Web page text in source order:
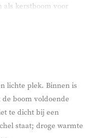
als kerstboom voor
pot op het terras of
kleinere ruimtes
is zonder dat de
lichte plek. Binnen is
boom voldoende
te dicht bij een
staat; droge warmte